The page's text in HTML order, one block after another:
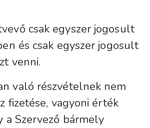
csak egyszer jogosult
és csak egyszer jogosult
venni.
való részvételnek nem
fizetése, vagyoni érték
a Szervező bármely